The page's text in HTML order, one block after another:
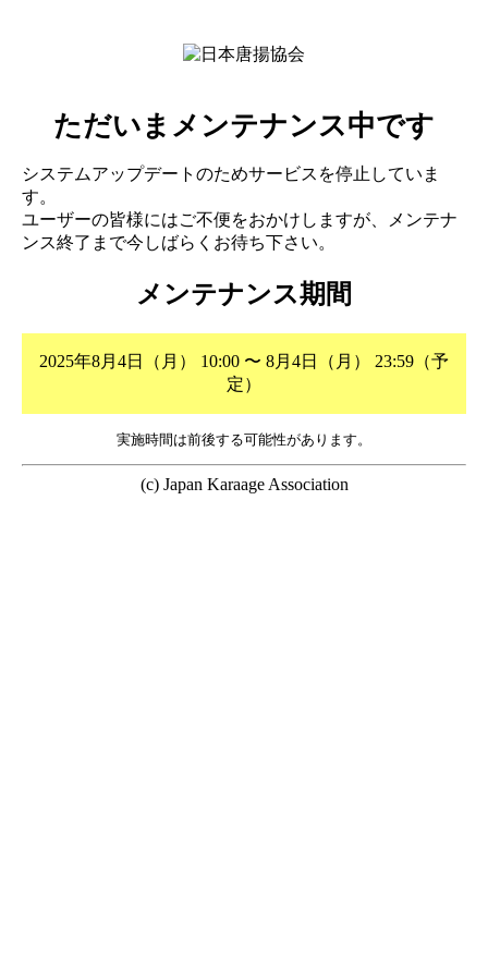
ただいまメンテナンス中です
システムアップデートのためサービスを停止していま
す。
ユーザーの皆様にはご不便をおかけしますが、メンテナ
ンス終了まで今しばらくお待ち下さい。
メンテナンス期間
2025年8月4日（月） 10:00 〜 8月4日（月） 23:59（予
定）
実施時間は前後する可能性があります。
(c) Japan Karaage Association